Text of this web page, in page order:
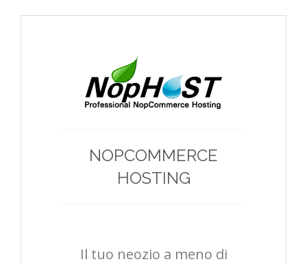
NOPCOMMERCE
HOSTING
Il tuo neozio a meno di